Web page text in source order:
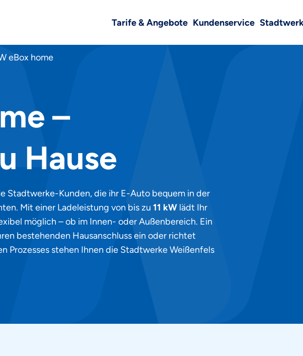
Tarife & Angebote Kundenservice
eBox home
–
Hause
Stadtwerke-Kunden, die ihr E-Auto bequem in der
Mit einer Ladeleistung von bis zu 11 kWlädt Ihr
möglich – ob im Innen- oder Außenbereich. Ein
bestehenden Hausanschluss ein oder richtet
Prozesses stehen Ihnen die Stadtwerke Weißenfels